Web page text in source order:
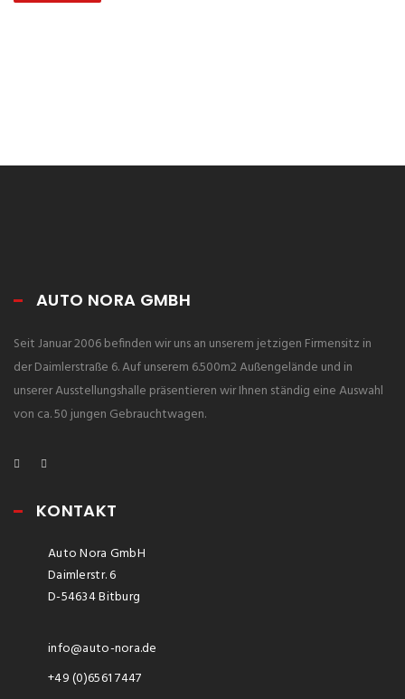
AUTO NORA GMBH
Seit Januar 2006 befinden wir uns an unserem jetzigen Firmensitz in
der Daimlerstraße 6. Auf unserem 6.500m2 Außengelände und in
unserer Ausstellungshalle präsentieren wir Ihnen ständig eine Auswahl
von ca. 50 jungen Gebrauchtwagen.
KONTAKT
Auto Nora GmbH
Daimlerstr. 6
D-54634 Bitburg
info@auto-nora.de
+49 (0)6561 7447